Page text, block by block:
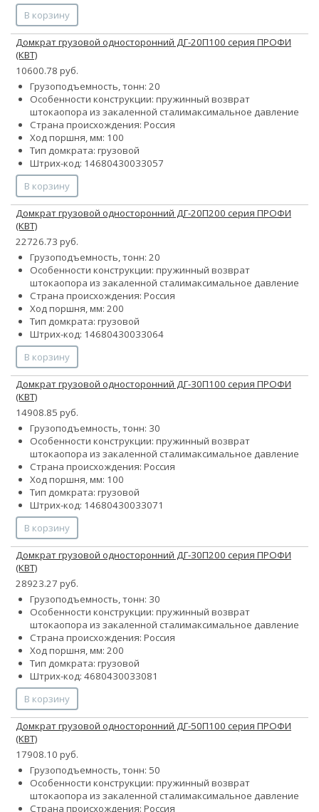
В корзину
Домкрат грузовой односторонний ДГ-20П100 серия ПРОФИ
(КВТ)
10600.78 руб.
Грузоподъемность, тонн: 20
Особенности конструкции: пружинный возврат
штокаопора из закаленной сталимаксимальное давление
Страна происхождения: Россия
Ход поршня, мм: 100
Тип домкрата: грузовой
Штрих-код: 14680430033057
В корзину
Домкрат грузовой односторонний ДГ-20П200 серия ПРОФИ
(КВТ)
22726.73 руб.
Грузоподъемность, тонн: 20
Особенности конструкции: пружинный возврат
штокаопора из закаленной сталимаксимальное давление
Страна происхождения: Россия
Ход поршня, мм: 200
Тип домкрата: грузовой
Штрих-код: 14680430033064
В корзину
Домкрат грузовой односторонний ДГ-30П100 серия ПРОФИ
(КВТ)
14908.85 руб.
Грузоподъемность, тонн: 30
Особенности конструкции: пружинный возврат
штокаопора из закаленной сталимаксимальное давление
Страна происхождения: Россия
Ход поршня, мм: 100
Тип домкрата: грузовой
Штрих-код: 14680430033071
В корзину
Домкрат грузовой односторонний ДГ-30П200 серия ПРОФИ
(КВТ)
28923.27 руб.
Грузоподъемность, тонн: 30
Особенности конструкции: пружинный возврат
штокаопора из закаленной сталимаксимальное давление
Страна происхождения: Россия
Ход поршня, мм: 200
Тип домкрата: грузовой
Штрих-код: 4680430033081
В корзину
Домкрат грузовой односторонний ДГ-50П100 серия ПРОФИ
(КВТ)
17908.10 руб.
Грузоподъемность, тонн: 50
Особенности конструкции: пружинный возврат
штокаопора из закаленной сталимаксимальное давление
Страна происхождения: Россия